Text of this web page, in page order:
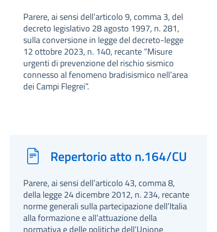
Parere, ai sensi dell’articolo 9, comma 3, del
decreto legislativo 28 agosto 1997, n. 281,
sulla conversione in legge del decreto-legge
12 ottobre 2023, n. 140, recante “Misure
urgenti di prevenzione del rischio sismico
connesso al fenomeno bradisismico nell’area
dei Campi Flegrei”.
Repertorio atto n.164/CU
Parere, ai sensi dell’articolo 43, comma 8,
della legge 24 dicembre 2012, n. 234, recante
norme generali sulla partecipazione dell’Italia
alla formazione e all’attuazione della
normativa e delle politiche dell’Unione